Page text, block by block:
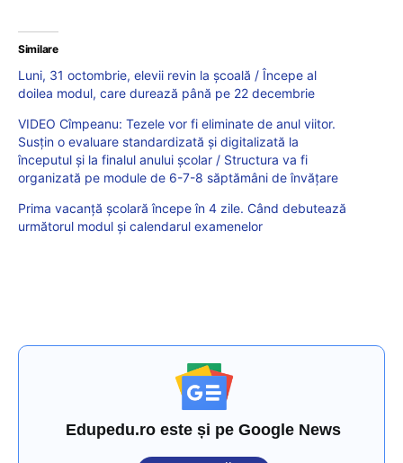
Similare
Luni, 31 octombrie, elevii revin la școală / Începe al
doilea modul, care durează până pe 22 decembrie
VIDEO Cîmpeanu: Tezele vor fi eliminate de anul viitor.
Susțin o evaluare standardizată și digitalizată la
începutul și la finalul anului școlar / Structura va fi
organizată pe module de 6-7-8 săptămâni de învățare
Prima vacanță școlară începe în 4 zile. Când debutează
următorul modul și calendarul examenelor
Edupedu.ro este și pe Google News